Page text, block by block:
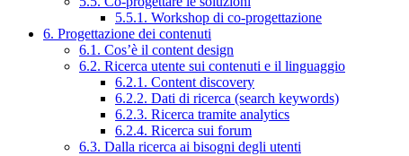
5.5.1. Workshop di co-progettazione
6. Progettazione dei contenuti
6.1. Cos’è il content design
6.2. Ricerca utente sui contenuti e il linguaggio
6.2.1. Content discovery
6.2.2. Dati di ricerca (search keywords)
6.2.3. Ricerca tramite analytics
6.2.4. Ricerca sui forum
6.3. Dalla ricerca ai bisogni degli utenti